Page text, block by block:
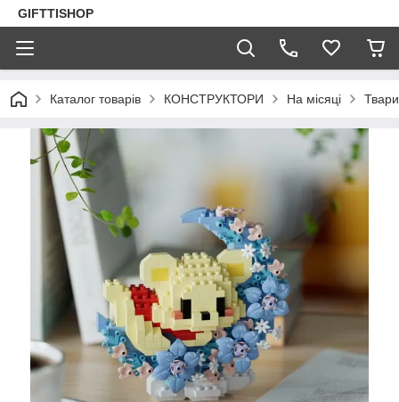
GIFTTISHOP
Каталог товарів КОНСТРУКТОРИ На місяці